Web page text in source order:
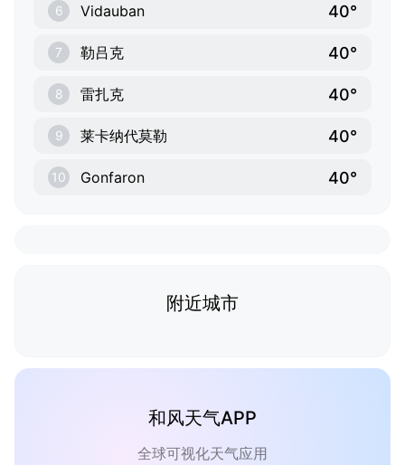
6 Vidauban 40°
7 勒吕克 40°
8 雷扎克 40°
9 莱卡纳代莫勒 40°
10 Gonfaron 40°
附近城市
和风天气APP
全球可视化天气应用